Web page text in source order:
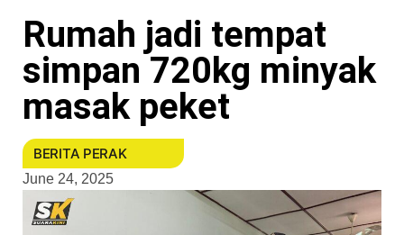
Rumah jadi tempat
simpan 720kg minyak
masak peket
BERITA PERAK
June 24, 2025